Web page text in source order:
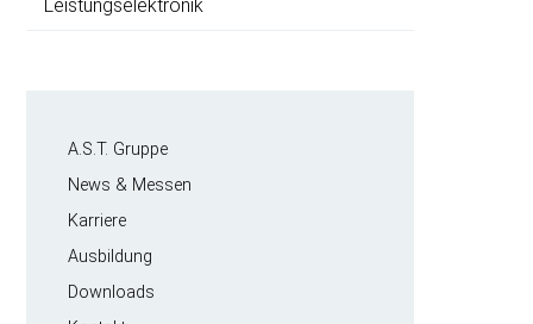
Leistungselektronik
Navigation
überspringen
A.S.T. Gruppe
News & Messen
Karriere
Ausbildung
Downloads